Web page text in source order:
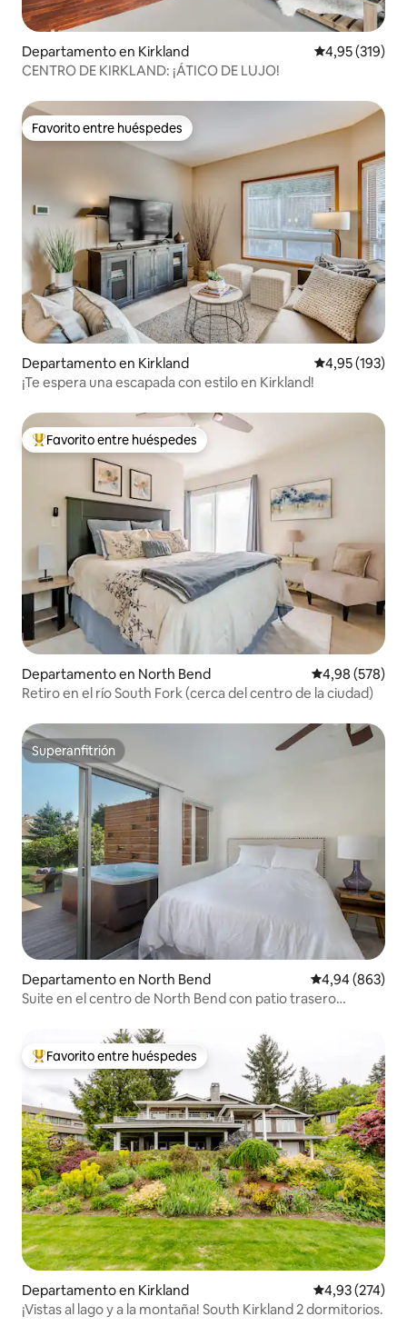
Departamento en Kirkland Calificación
4,95 (319)
CENTRO DE KIRKLAND: ¡ÁTICO DE LUJO!
Favorito entre huéspedes
Favorito entre huéspedes
Departamento en Kirkland Calificación
4,95 (193)
¡Te espera una escapada con estilo en Kirkland!
Favorito entre los huéspedes más destacados
Favorito entre huéspedes
Departamento en North Bend Calificación
4,98 (578)
Retiro en el río South Fork (cerca del centro de la ciudad)
Superanfitrión
Superanfitrión
Departamento en North Bend Calificación
4,94 (863)
Suite en el centro de North Bend con patio trasero
Favorito entre los huéspedes más destacados
Favorito entre huéspedes
Departamento en Kirkland Calificación
4,93 (274)
¡Vistas al lago y a la montaña! South Kirkland 2 dormitorios.